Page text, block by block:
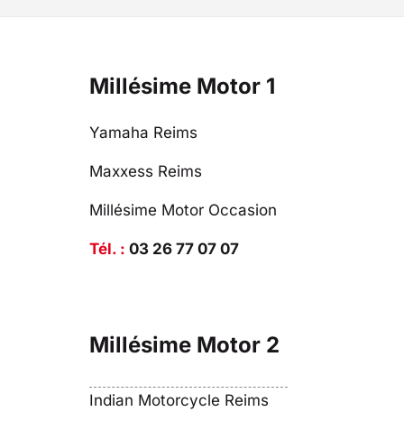
Millésime Motor 1
Yamaha Reims
Maxxess Reims
Millésime Motor Occasion
Tél. : 03 26 77 07 07
Millésime Motor 2
Indian Motorcycle Reims